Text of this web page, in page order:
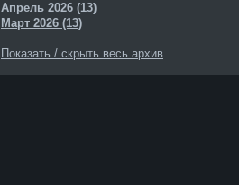
Апрель 2026 (13)
Март 2026 (13)
Показать / скрыть весь архив